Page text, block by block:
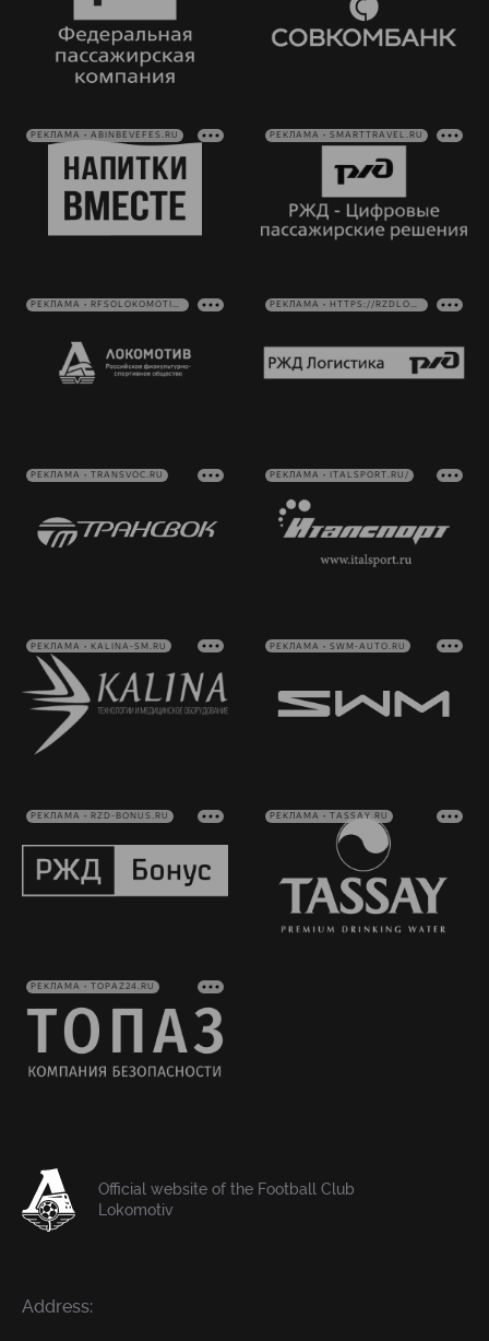
РЕКЛАМА • ABINBEVEFES.RU РЕКЛАМА • SMARTTRAVEL.RU
РЕКЛАМА • RFSOLOKOMOTIV.RU РЕКЛАМА • HTTPS://RZDLOG.RU/
РЕКЛАМА • TRANSVOC.RU РЕКЛАМА • ITALSPORT.RU/
РЕКЛАМА • KALINA-SM.RU РЕКЛАМА • SWM-AUTO.RU
РЕКЛАМА • RZD-BONUS.RU РЕКЛАМА • TASSAY.RU
РЕКЛАМА • TOPAZ24.RU
Official website of the Football Club
Lokomotiv
Address: